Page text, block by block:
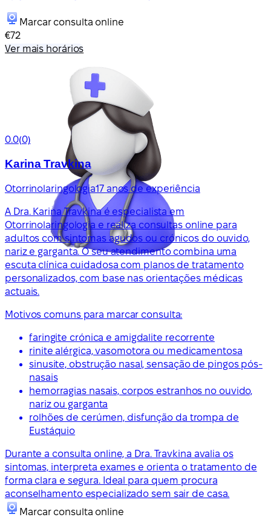
Marcar consulta online
€72
Ver mais horários
0.0(0)
Karina Travkina
Otorrinolaringologia17 anos de experiência
A Dra. Karina Travkina é especialista em
Otorrinolaringologia e realiza consultas online para
adultos com sintomas agudos ou crónicos do ouvido,
nariz e garganta. O seu atendimento combina uma
escuta clínica cuidadosa com planos de tratamento
personalizados, com base nas orientações médicas
actuais.
Motivos comuns para marcar consulta:
faringite crónica e amigdalite recorrente
rinite alérgica, vasomotora ou medicamentosa
sinusite, obstrução nasal, sensação de pingos pós-
nasais
hemorragias nasais, corpos estranhos no ouvido,
nariz ou garganta
rolhões de cerúmen, disfunção da trompa de
Eustáquio
Durante a consulta online, a Dra. Travkina avalia os
sintomas, interpreta exames e orienta o tratamento de
forma clara e segura. Ideal para quem procura
aconselhamento especializado sem sair de casa.
Marcar consulta online